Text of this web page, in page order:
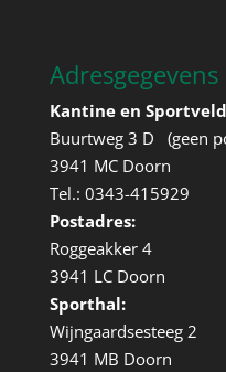
Adresgegevens
Kantine en
Buurtweg 3 D (geen
3941 MC Doorn
Tel.: 0343-415929
Postadres:
Roggeakker 4
3941 LC Doorn
Sporthal:
Wijngaardsesteeg 2
3941 MB Doorn